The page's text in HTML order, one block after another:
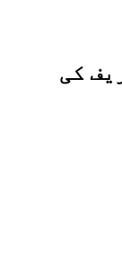
کی